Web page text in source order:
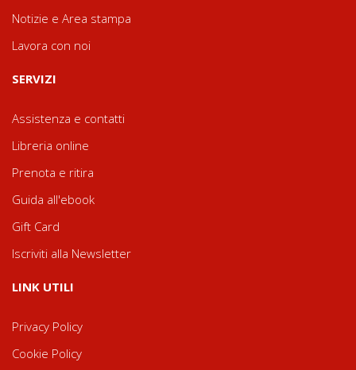
Notizie e Area stampa
Lavora con noi
SERVIZI
Assistenza e contatti
Libreria online
Prenota e ritira
Guida all'ebook
Gift Card
Iscriviti alla Newsletter
LINK UTILI
Privacy Policy
Cookie Policy